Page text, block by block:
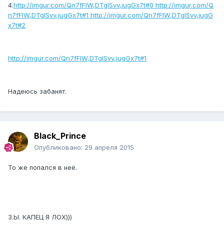
4.http://imgur.com/Qn7fFIW,DTgISvv,jugGx7t#0 http://imgur.com/Q
n7fFIW,DTgISvv,jugGx7t#1 http://imgur.com/Qn7fFIW,DTgISvv,jugG
x7t#2
http://imgur.com/Qn7fFIW,DTgISvv,jugGx7t#1
Надеюсь забанят.
Black_Prince
Опубликовано: 29 апреля 2015
То же попался в неё.
З.Ы. КАПЕЦ Я ЛОХ)))